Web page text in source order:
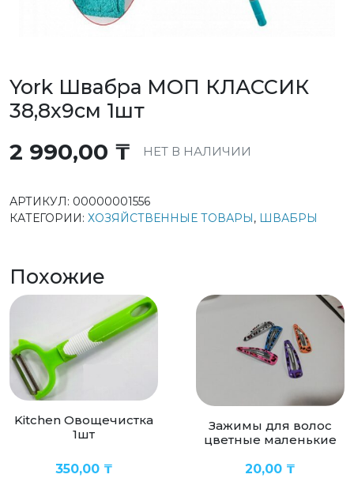
York Швабра МОП КЛАССИК
38,8х9см 1шт
2 990,00 ₸ НЕТ В НАЛИЧИИ
АРТИКУЛ: 00000001556
КАТЕГОРИИ: ХОЗЯЙСТВЕННЫЕ ТОВАРЫ, ШВАБРЫ
Похожие
Kitchen Овощечистка
1шт
350,00 ₸
Зажимы для волос
цветные маленькие
20,00 ₸